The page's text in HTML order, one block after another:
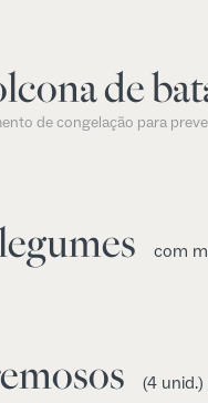
de
de congelação para
com
(4